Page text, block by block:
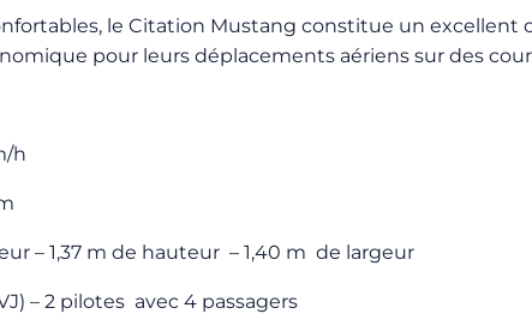
le Citation Mustang constitue un
pour leurs déplacements aériens sur des
h
– 1,37 m de hauteur – 1,40 m de largeur
– 2 pilotes avec 4 passagers